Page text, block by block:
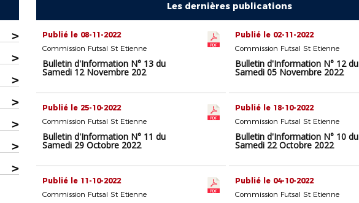
>
>
>
>
>
>
>
Les dernières publications
Publié le 08-11-2022
Commission Futsal St Etienne
Bulletin d'Information N° 13 du
Samedi 12 Novembre 202
Publié le 02-11-2022
Commission Futsal St Etienne
Bulletin d'Information N° 12 du
Samedi 05 Novembre 2022
Publié le 25-10-2022
Commission Futsal St Etienne
Bulletin d'Information N° 11 du
Samedi 29 Octobre 2022
Publié le 18-10-2022
Commission Futsal St Etienne
Bulletin d'Information N° 10 du
Samedi 22 Octobre 2022
Publié le 11-10-2022
Commission Futsal St Etienne
Publié le 04-10-2022
Commission Futsal St Etienne